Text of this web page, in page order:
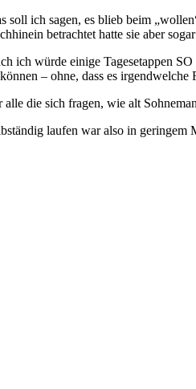
soll ich sagen, es blieb beim
betrachtet hatte sie aber
ich würde einige Tagesetappen
– ohne, dass es
alle die sich fragen, wie alt
laufen war also in geringem